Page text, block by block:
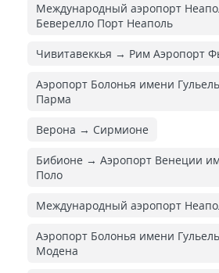
Международный аэропорт
Беверелло Порт Неаполь
Чивитавеккья → Рим Аэропорт
Аэропорт Болонья имени
Парма
Верона → Сирмионе
Бибионе → Аэропорт Венеции
Поло
Международный аэропорт
Аэропорт Болонья имени
Модена